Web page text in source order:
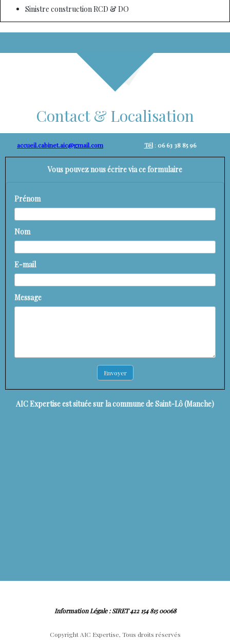
Sinistre construction RCD & DO
Contact & Localisation
accueil.cabinet.aic@gmail.com Tél: 06 63 38 85 96
Vous pouvez nous écrire via ce formulaire
Prénom
Nom
E-mail
Message
Envoyer
AIC Expertise est située sur la commune de Saint-Lô (Manche)
Information Légale : SIRET 422 154 815 00068
Copyright AIC Expertise, Tous droits réservés